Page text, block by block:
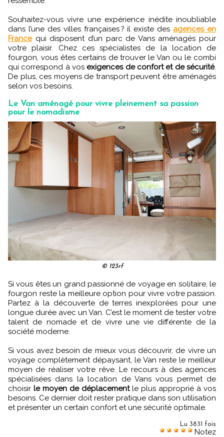
Souhaitez-vous vivre une expérience inédite inoubliable
dans l’une des villes françaises ? il existe des agences en
Francequi disposent d’un parc de Vans aménagés pour
votre plaisir. Chez ces spécialistes de la location de
fourgon, vous êtes certains de trouver le Van ou le combi
qui correspond à vos exigences de confort et de sécurité.
De plus, ces moyens de transport peuvent être aménagés
selon vos besoins.
Le Van aménagé pour vivre pleinement sa passion
pour le nomadisme
© 123rf
Si vous êtes un grand passionné de voyage en solitaire, le
fourgon reste la meilleure option pour vivre votre passion.
Partez à la découverte de terres inexplorées pour une
longue durée avec un Van. C’est le moment de tester votre
talent de nomade et de vivre une vie différente de la
société moderne.
Si vous avez besoin de mieux vous découvrir, de vivre un
voyage complètement dépaysant, le Van reste le meilleur
moyen de réaliser votre rêve. Le recours à des agences
spécialisées dans la location de Vans vous permet de
choisir le moyen de déplacementle plus approprié à vos
besoins. Ce dernier doit rester pratique dans son utilisation
et présenter un certain confort et une sécurité optimale.
Lu 3831 fois
Notez